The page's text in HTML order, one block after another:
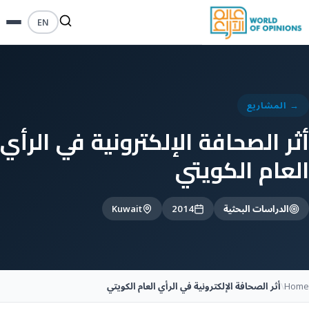
EN
→ المشاريع
أثر الصحافة الإلكترونية في الرأي
العام الكويتي
الدراسات البحثية 2014
Kuwait
Home
\أثر الصحافة الإلكترونية في الرأي العام الكويتي